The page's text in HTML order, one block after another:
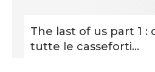
The last of us part 1 :
tutte le casseforti...